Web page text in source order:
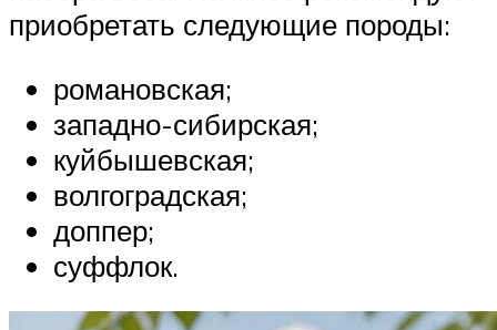
приобретать следующие породы:
романовская;
западно-сибирская;
куйбышевская;
волгоградская;
доппер;
суффлок.